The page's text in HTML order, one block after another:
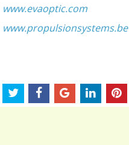
www.evaoptic.com
www.propulsionsystems.be